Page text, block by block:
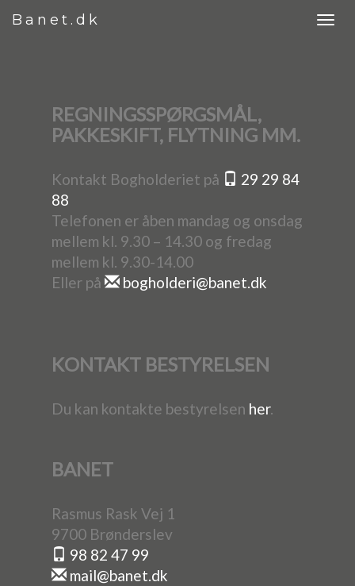
Banet.dk
REGNINGSSPØRGSMÅL,
PAKKESKIFT, FLYTNING MM.
Kontakt Bogholderiet på
29 29 84
88
Telefonen er åben mandag og onsdag
mellem kl. 9.30 – 14.30 og fredag
mellem kl. 9.30-14.00
Eller på
bogholderi@banet.dk
KONTAKT BESTYRELSEN
Du kan kontakte bestyrelsen her.
BANET
Rasmus Rask Vej 1
9700 Brønderslev
98 82 47 99
mail@banet.dk